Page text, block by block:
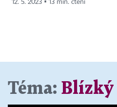
12. 5. 2023 ▪ 13 min. čtení
Téma: Blízký